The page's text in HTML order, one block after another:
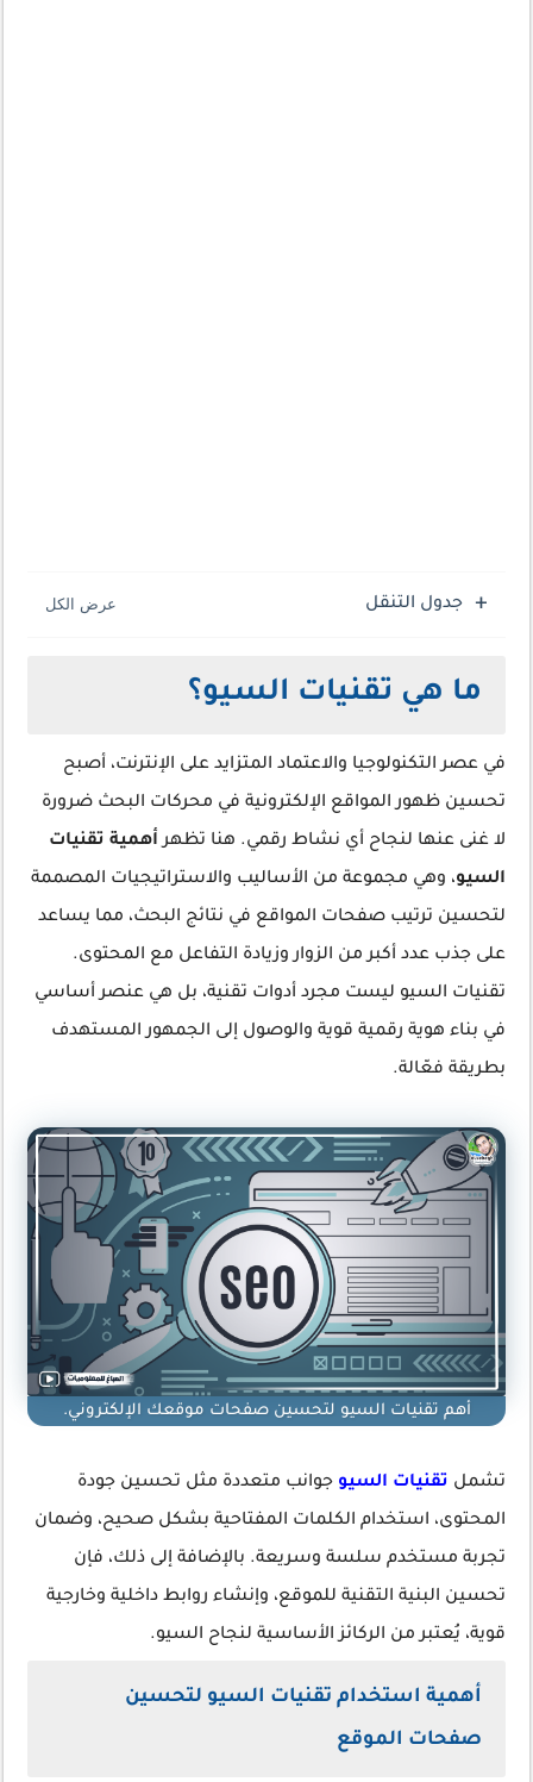
جدول التنقل
ما هي تقنيات السيو؟
في عصر التكنولوجيا والاعتماد المتزايد على الإنترنت، أصبح
تحسين ظهور المواقع الإلكترونية في محركات البحث ضرورة
لا غنى عنها لنجاح أي نشاط رقمي. هنا تظهرأهمية تقنيات
السيو، وهي مجموعة من الأساليب والاستراتيجيات المصممة
لتحسين ترتيب صفحات المواقع في نتائج البحث، مما يساعد
على جذب عدد أكبر من الزوار وزيادة التفاعل مع المحتوى.
تقنيات السيو ليست مجرد أدوات تقنية، بل هي عنصر أساسي
في بناء هوية رقمية قوية والوصول إلى الجمهور المستهدف
بطريقة فعّالة.
أهم تقنيات السيو لتحسين صفحات موقعك الإلكتروني.
تشمل تقنيات السيو جوانب متعددة مثل تحسين جودة
المحتوى، استخدام الكلمات المفتاحية بشكل صحيح، وضمان
تجربة مستخدم سلسة وسريعة. بالإضافة إلى ذلك، فإن
تحسين البنية التقنية للموقع، وإنشاء روابط داخلية وخارجية
قوية، يُعتبر من الركائز الأساسية لنجاح السيو.
أهمية استخدام تقنيات السيو لتحسين
صفحات الموقع